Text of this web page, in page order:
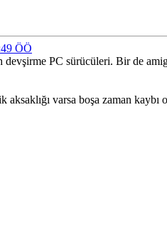
ÖÖ
devşirme PC sürücüleri. Bir de
varsa boşa zaman kaybı